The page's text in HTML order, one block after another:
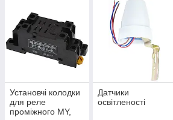
Установчі колодки
для реле
проміжного MY,
Датчики
освітленості